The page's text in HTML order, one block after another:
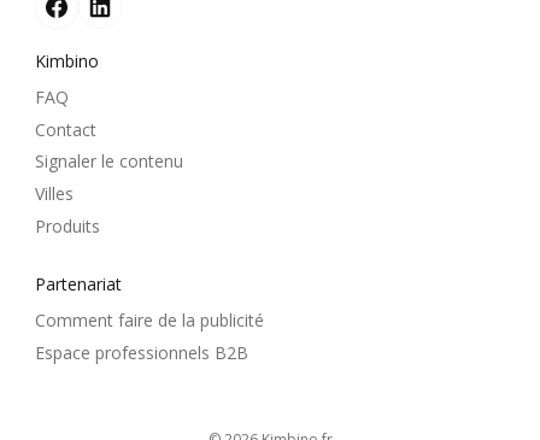
Kimbino
FAQ
Contact
Signaler le contenu
Villes
Produits
Partenariat
Comment faire de la publicité
Espace professionnels B2B